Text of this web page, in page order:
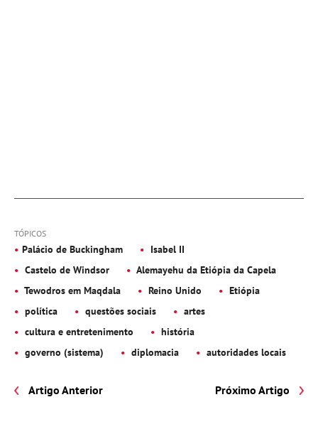
TÓPICOS
Palácio de Buckingham
Isabel II
Castelo de Windsor
Alemayehu da Etiópia da Capela
Tewodros em Maqdala
Reino Unido
Etiópia
política
questões sociais
artes
cultura e entretenimento
história
governo (sistema)
diplomacia autoridades locais
Artigo Anterior Próximo Artigo